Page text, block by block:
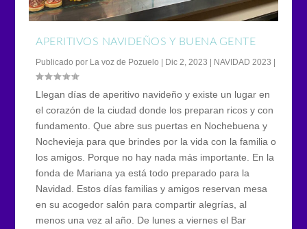
APERITIVOS NAVIDEÑOS Y BUENA GENTE
Publicado por La voz de Pozuelo | Dic 2, 2023 | NAVIDAD 2023 |
Llegan días de aperitivo navideño y existe un lugar en
el corazón de la ciudad donde los preparan ricos y con
fundamento. Que abre sus puertas en Nochebuena y
Nochevieja para que brindes por la vida con la familia o
los amigos. Porque no hay nada más importante. En la
fonda de Mariana ya está todo preparado para la
Navidad. Estos días familias y amigos reservan mesa
en su acogedor salón para compartir alegrías, al
menos una vez al año. De lunes a viernes el Bar